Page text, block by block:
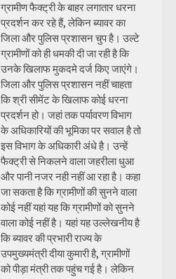
ग्रामीण फैक्ट्री के बाहर लगातार धरना
प्रदर्शन कर रहे हैं, लेकिन ब्यावर का
जिला और पुलिस प्रशासन चुप है। उल्टे
ग्रामीणों को ही धमकी दी जा रही है कि
उनके खिलाफ मुकदमे दर्ज किए जाएंगे।
जिला और पुलिस प्रशासन नहीं चाहता
कि श्री सीमेंट के खिलाफ कोई धरना
प्रदर्शन हो। जहां तक पर्यावरण विभाग
के अधिकारियों की भूमिका पर सवाल है तो
इस विभाग के अधिकारी अंधे है। उन्हें
फैक्ट्री से निकलने वाला जहरीला धुआ
और पानी नजर नही नहीं आ रहा है। कहा
जा सकता है कि ग्रामीणों की सुनने वाला
कोई नहीं यहां यह कि ग्रामीणों को सुनने
वाला कोई नहीं है। यहां यह उल्लेखनीय है
कि ब्यावर की प्रभारी राज्य के
उपमुख्यमंत्री दीया कुमारी है, ग्रामीणों
को पीड़ा मंत्री तक पहुंच गई है। लेकिन